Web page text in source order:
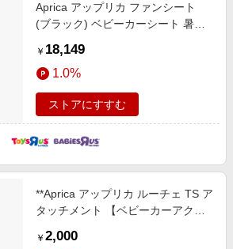
Aprica アップリカ ファンシート
(ブラック) ベビーカーシート 暑さ
￥ 18,149
1.0%
ストアにすすむ
**Aprica アップリカ ルーチェ TS ア
タッチメント 【ベビーカーアクセ
￥ 2,000